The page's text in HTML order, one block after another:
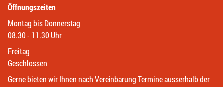
Öffnungszeiten
Montag bis Donnerstag
08.30 - 11.30 Uhr
Freitag
Geschlossen
Gerne bieten wir Ihnen nach Vereinbarung Termine ausserhalb der